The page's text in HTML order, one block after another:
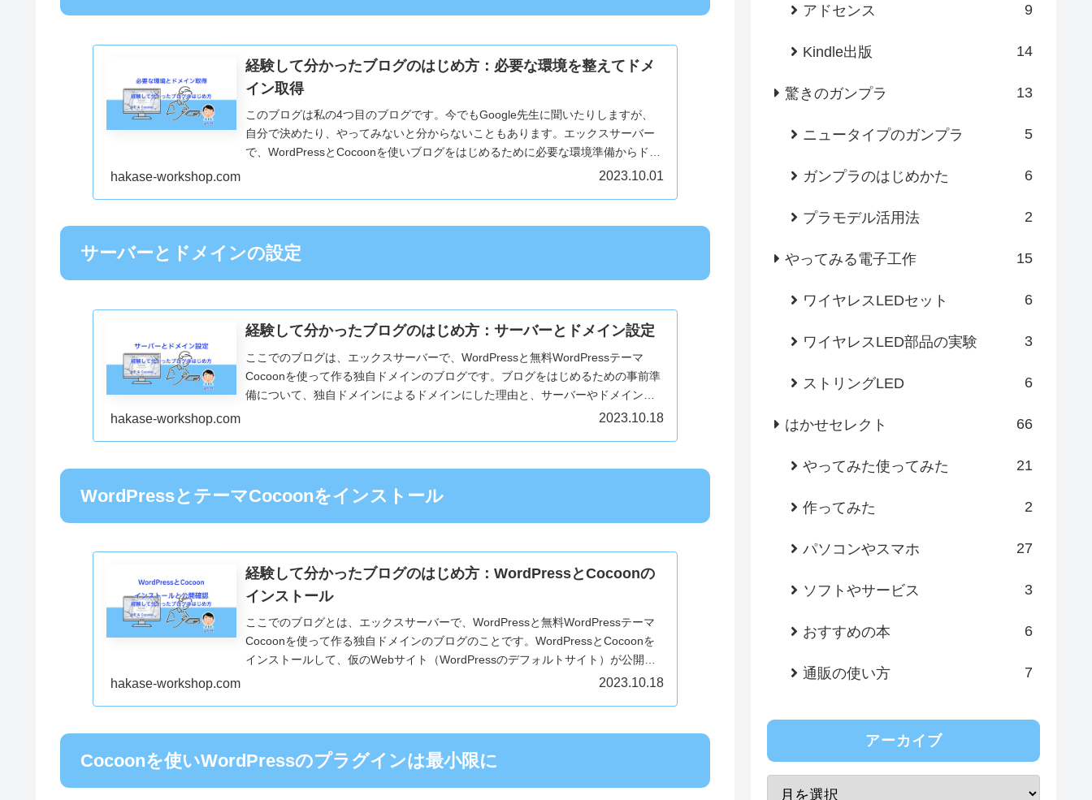
経験して分かったブログのはじめ方：必要な環境を整えてドメ
イン取得
このブログは私の4つ目のブログです。今でもGoogle先生に聞いたりしますが、
自分で決めたり、やってみないと分からないこともあります。エックスサーバー
で、WordPressとCocoonを使いブログをはじめるために必要な環境準備からドメ
hakase-workshop.com 2023.10.01
サーバーとドメインの設定
経験して分かったブログのはじめ方：サーバーとドメイン設定
ここでのブログは、エックスサーバーで、WordPressと無料WordPressテーマ
Cocoonを使って作る独自ドメインのブログです。ブログをはじめるための事前準
備について、独自ドメインによるドメインにした理由と、サーバーやドメインの
hakase-workshop.com 2023.10.18
WordPressとテーマCocoonをインストール
経験して分かったブログのはじめ方：WordPressとCocoonの
インストール
ここでのブログとは、エックスサーバーで、WordPressと無料WordPressテーマ
Cocoonを使って作る独自ドメインのブログのことです。WordPressとCocoonを
インストールして、仮のWebサイト（WordPressのデフォルトサイト）が公開さ
hakase-workshop.com 2023.10.18
Cocoonを使いWordPressのプラグインは最小限に
アドセンス 9
Kindle出版 14
驚きのガンプラ 13
ニュータイプのガンプラ 5
ガンプラのはじめかた 6
プラモデル活用法 2
やってみる電子工作 15
ワイヤレスLEDセット 6
ワイヤレスLED部品の実験 3
ストリングLED 6
はかせセレクト 66
やってみた使ってみた 21
作ってみた 2
パソコンやスマホ 27
ソフトやサービス 3
おすすめの本 6
通販の使い方 7
アーカイブ